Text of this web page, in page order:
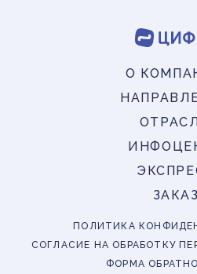
О
ЗАКАЗ
ПОЛИТИКА
СОГЛАСИЕ НА ОБРАБОТКУ
ФОРМА